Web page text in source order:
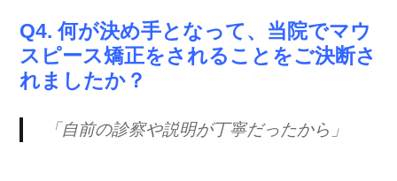
Q4. 何が決め手となって、当院でマウ
スピース矯正をされることをご決断さ
れましたか？
「自前の診察や説明が丁寧だったから」